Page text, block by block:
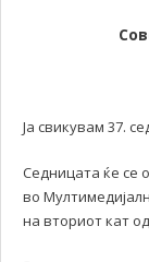
Ја свикувам 37.
Седницата ќе се
во
на вториот кат